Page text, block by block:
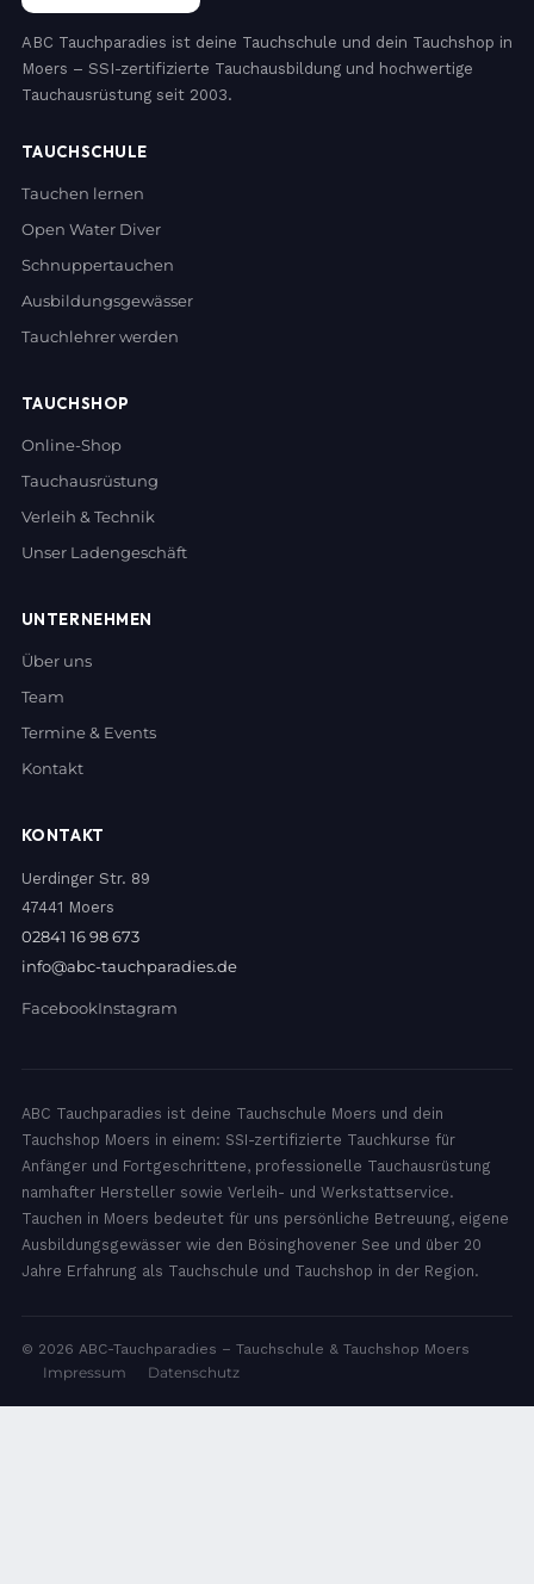
ABC Tauchparadies ist deine Tauchschule und dein Tauchshop in
Moers – SSI-zertifizierte Tauchausbildung und hochwertige
Tauchausrüstung seit 2003.
TAUCHSCHULE
Tauchen lernen
Open Water Diver
Schnuppertauchen
Ausbildungsgewässer
Tauchlehrer werden
TAUCHSHOP
Online-Shop
Tauchausrüstung
Verleih & Technik
Unser Ladengeschäft
UNTERNEHMEN
Über uns
Team
Termine & Events
Kontakt
KONTAKT
Uerdinger Str. 89
47441 Moers
02841 16 98 673
info@abc-tauchparadies.de
FacebookInstagram
ABC Tauchparadies ist deine Tauchschule Moers und dein
Tauchshop Moers in einem: SSI-zertifizierte Tauchkurse für
Anfänger und Fortgeschrittene, professionelle Tauchausrüstung
namhafter Hersteller sowie Verleih- und Werkstattservice.
Tauchen in Moers bedeutet für uns persönliche Betreuung, eigene
Ausbildungsgewässer wie den Bösinghovener See und über 20
Jahre Erfahrung als Tauchschule und Tauchshop in der Region.
© 2026 ABC-Tauchparadies – Tauchschule & Tauchshop Moers
Impressum Datenschutz